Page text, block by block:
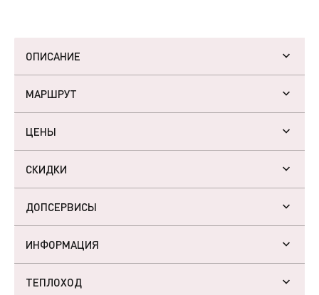
ОПИСАНИЕ
МАРШРУТ
ЦЕНЫ
СКИДКИ
ДОПСЕРВИСЫ
ИНФОРМАЦИЯ
ТЕПЛОХОД